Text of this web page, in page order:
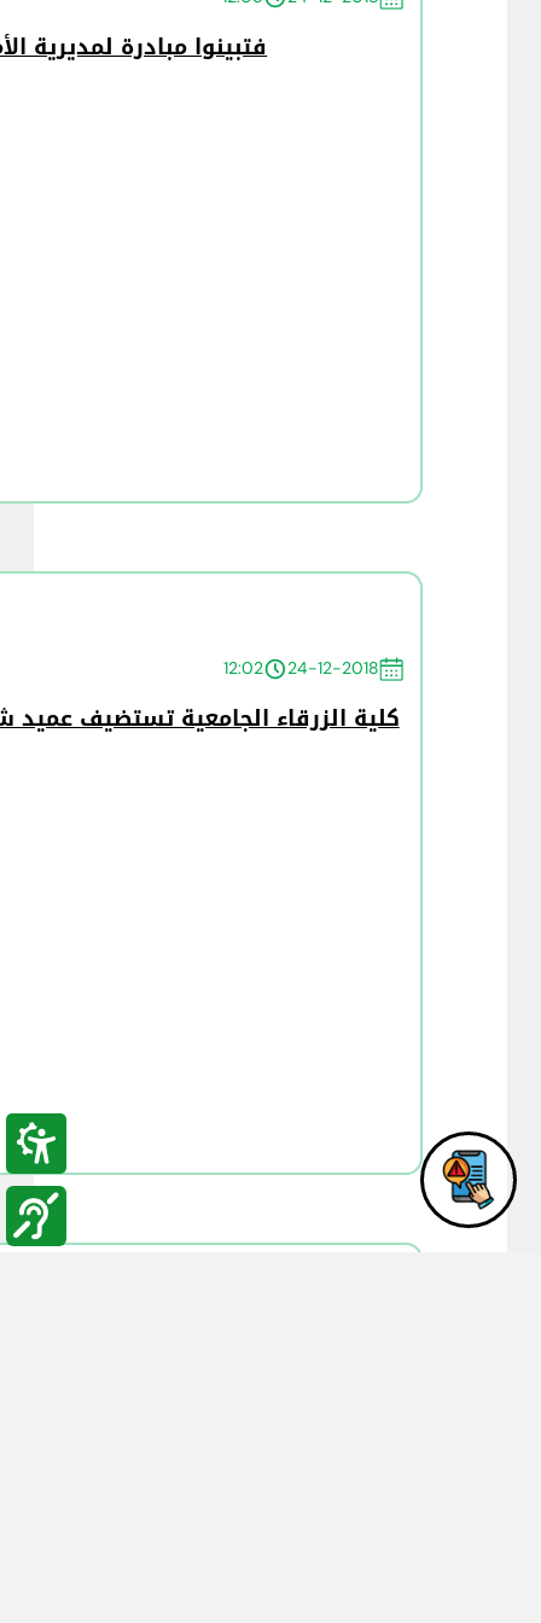
فتبينوا مبادرة لمديرية
24-12-2018
12:02
كلية الزرقاء الجامعية تستضيف عميد